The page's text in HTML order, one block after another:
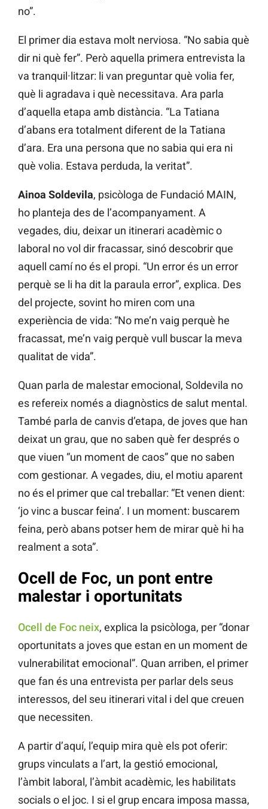
no”.
El primer dia estava molt nerviosa. “No sabia què
dir ni què fer”. Però aquella primera entrevista la
va tranquil·litzar: li van preguntar què volia fer,
què li agradava i què necessitava. Ara parla
d’aquella etapa amb distància. “La Tatiana
d’abans era totalment diferent de la Tatiana
d’ara. Era una persona que no sabia qui era ni
què volia. Estava perduda, la veritat”.
Ainoa Soldevila, psicòloga de Fundació MAIN,
ho planteja des de l’acompanyament. A
vegades, diu, deixar un itinerari acadèmic o
laboral no vol dir fracassar, sinó descobrir que
aquell camí no és el propi. “Un error és un error
perquè se li ha dit la paraula error”, explica. Des
del projecte, sovint ho miren com una
experiència de vida: “No me’n vaig perquè he
fracassat, me’n vaig perquè vull buscar la meva
qualitat de vida”.
Quan parla de malestar emocional, Soldevila no
es refereix només a diagnòstics de salut mental.
També parla de canvis d’etapa, de joves que han
deixat un grau, que no saben què fer després o
que viuen “un moment de caos” que no saben
com gestionar. A vegades, diu, el motiu aparent
no és el primer que cal treballar: “Et venen dient:
‘jo vinc a buscar feina’. I un moment: buscarem
feina, però abans potser hem de mirar què hi ha
realment a sota”.
Ocell de Foc, un pont entre
malestar i oportunitats
Ocell de Foc neix, explica la psicòloga, per “donar
oportunitats a joves que estan en un moment de
vulnerabilitat emocional”. Quan arriben, el primer
que fan és una entrevista per parlar dels seus
interessos, del seu itinerari vital i del que creuen
que necessiten.
A partir d’aquí, l’equip mira què els pot oferir:
grups vinculats a l’art, la gestió emocional,
l’àmbit laboral, l’àmbit acadèmic, les habilitats
socials o el joc. I si el grup encara imposa massa,